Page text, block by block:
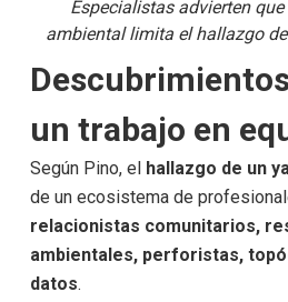
Especialistas advierten
ambiental limita el hallazgo
un trabajo en
Según Pino, el hallazgo de un
de un ecosistema de
relacionistas comunitarios,
ambientales, perforistas,
datos.